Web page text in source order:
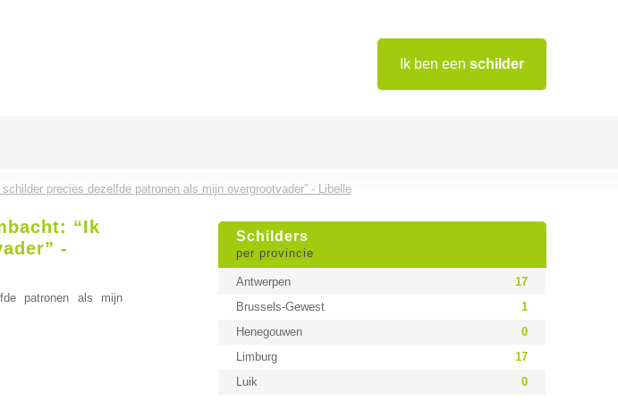
Ik ben een schilder
precies dezelfde patronen als mijn overgrootvader” - Libelle
Schilders
per provincie
Antwerpen
17
Brussels-Gewest
1
Henegouwen
0
Limburg
17
Luik
0
“Ik
-
patronen als mijn